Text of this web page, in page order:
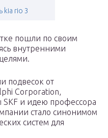
kia rio 3
пошли по своим
внутренними
подвесок от
Corporation,
и идею профессора
стало синонимом
систем для